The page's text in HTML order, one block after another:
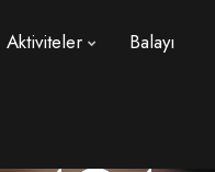
Aktiviteler Balayı